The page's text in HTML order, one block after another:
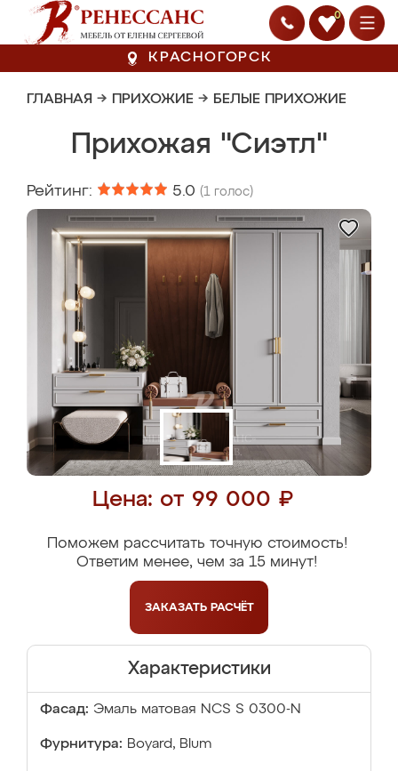
0
КРАСНОГОРСК
ГЛАВНАЯ → ПРИХОЖИЕ → БЕЛЫЕ ПРИХОЖИЕ
Прихожая "Сиэтл"
Рейтинг: 5.0 (1 голос)
Цена: от 99 000 ₽
Поможем рассчитать точную стоимость!
Ответим менее, чем за 15 минут!
ЗАКАЗАТЬ РАСЧЁТ
Характеристики
Фасад: Эмаль матовая NCS S 0300-N
Фурнитура: Boyard, Blum